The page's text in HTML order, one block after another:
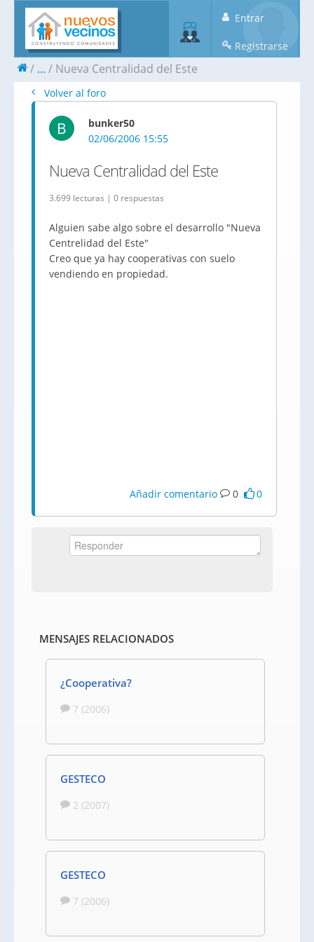
Entrar
Registrarse
... Nueva Centralidad del Este
Volver al foro
B
bunker50
02/06/2006 15:55
Nueva Centralidad del Este
3.699 lecturas | 0 respuestas
Alguien sabe algo sobre el desarrollo "Nueva
Centrelidad del Este"
Creo que ya hay cooperativas con suelo
vendiendo en propiedad.
Añadir comentario 0 0
MENSAJES RELACIONADOS
¿Cooperativa?
7 (2006)
GESTECO
2 (2007)
GESTECO
7 (2006)